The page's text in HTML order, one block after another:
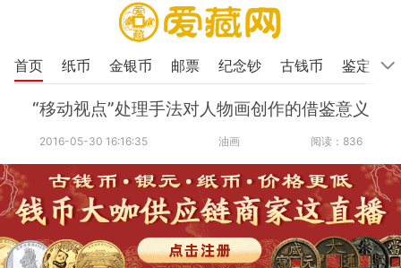
首页 纸币 金银币 邮票 纪念钞 古钱币 鉴定
“移动视点”处理手法对人物画创作的借鉴意义
2016-05-30 16:16:35 油画 阅读：836